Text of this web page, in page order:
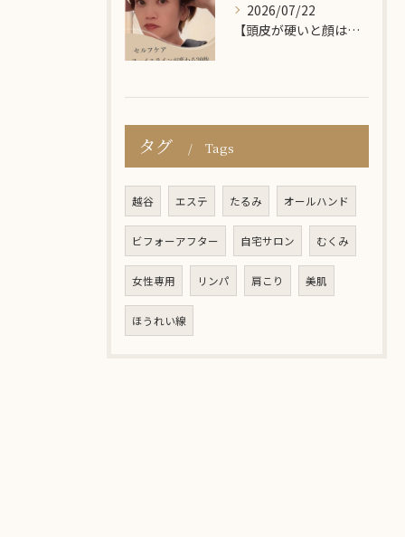
2026/07/22
【頭皮が硬いと顔は上がらない？😱】
タグ Tags
越谷 エステ たるみ オールハンド
ビフォーアフター 自宅サロン むくみ
女性専用 リンパ 肩こり 美肌
ほうれい線